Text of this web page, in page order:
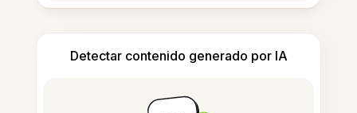
Detectar contenido generado por IA